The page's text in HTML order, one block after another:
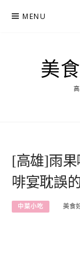
MENU
美
[高雄]雨果
啡宴耽誤
中菜小吃 美食